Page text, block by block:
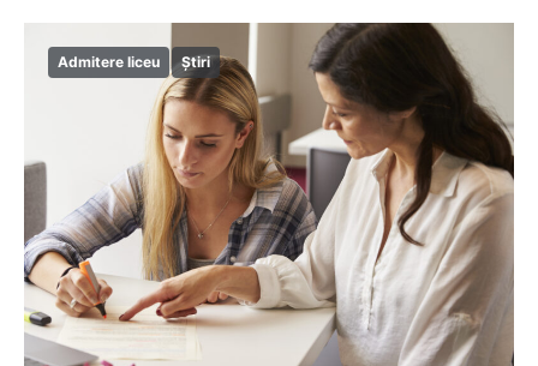
Admitere liceu Știri